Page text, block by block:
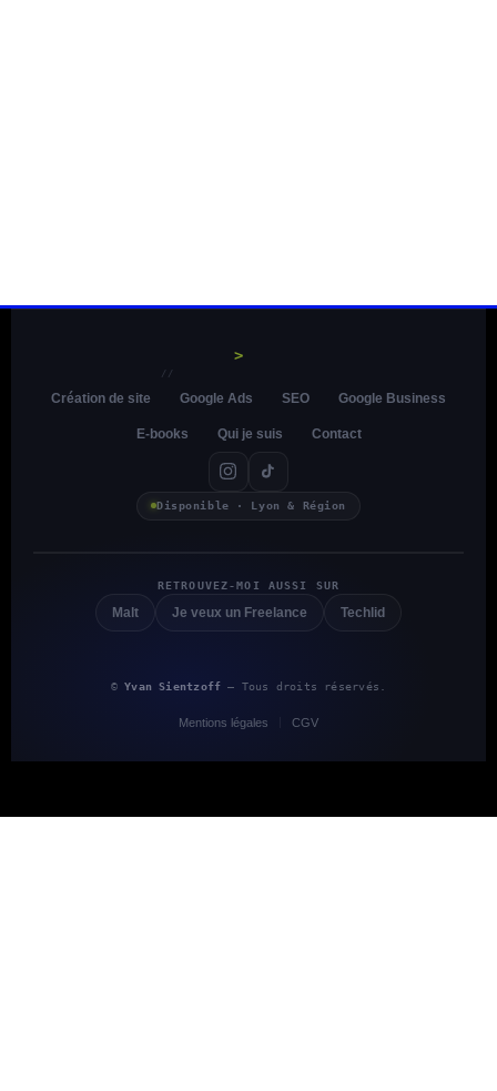
>
//
Création de site Google Ads SEO Google Business
E-books Qui je suis Contact
Disponible · Lyon & Région
RETROUVEZ-MOI AUSSI SUR
Malt Je veux un Freelance Techlid
©Yvan Sientzoff — Tous droits réservés.
Mentions légales CGV